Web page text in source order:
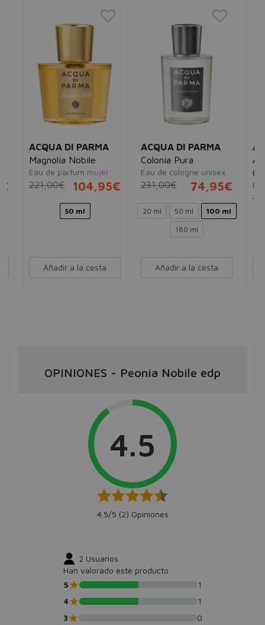
ACQUA DI PARMA
Magnolia Nobile
Eau de parfum mujer
221,00€ 104,95€
50 ml
Añadir a la cesta
ACQUA DI PARMA
Colonia Pura
Eau de cologne unisex
231,00€ 74,95€
20 ml 50 ml 100 ml
180 ml
Añadir a la cesta
OPINIONES - Peonia Nobile edp
4.5
4.5/5 (2) Opiniones
2 Usuarios
Han valorado este producto
5★
1
4★
1
3★
0